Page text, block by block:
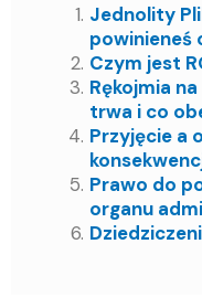
Jednolity
powinieneś
Czym jest
Rękojmia
trwa i co
Przyjęcie a
Prawo do
organu